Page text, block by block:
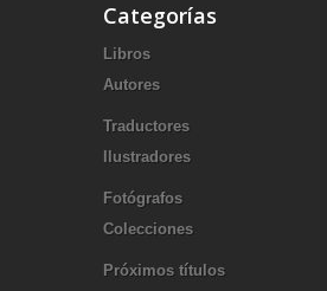
Categorías
Libros
Autores
Traductores
Ilustradores
Fotógrafos
Colecciones
Próximos títulos